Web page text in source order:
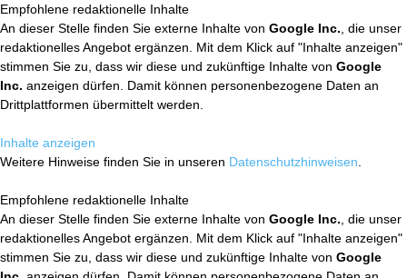
Empfohlene redaktionelle Inhalte
An dieser Stelle finden Sie externe Inhalte von Google Inc. , die unser
redaktionelles Angebot ergänzen. Mit dem Klick auf "Inhalte anzeigen"
stimmen Sie zu, dass wir diese und zukünftige Inhalte von Google
Inc. anzeigen dürfen. Damit können personenbezogene Daten an
Drittplattformen übermittelt werden.
Inhalte anzeigen
Weitere Hinweise finden Sie in unseren Datenschutzhinweisen
Empfohlene redaktionelle Inhalte
An dieser Stelle finden Sie externe Inhalte von Google Inc. , die unser
redaktionelles Angebot ergänzen. Mit dem Klick auf "Inhalte anzeigen"
stimmen Sie zu, dass wir diese und zukünftige Inhalte von Google